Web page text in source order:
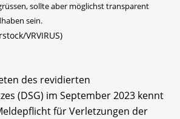
sollte aber möglichst trans­parent
sein.
VRVIRUS)
des revidierten
(DSG) im September 2023 kennt
für Verletzungen der